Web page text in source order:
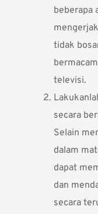
beberapa
tidak
televisi.
secara
Selain
dalam
dapat
dan
secara